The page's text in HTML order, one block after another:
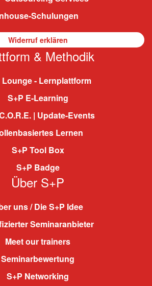
Schulungen
Widerruf erklären
& Methodik
Lounge - Lernplattform
S+P E-Learning
| Update-Events
Lernen
S+P Tool Box
S+P Badge
Über S+P
uns / Die S+P Idee
Seminaranbieter
Meet our trainers
Seminarbewertung
S+P Networking